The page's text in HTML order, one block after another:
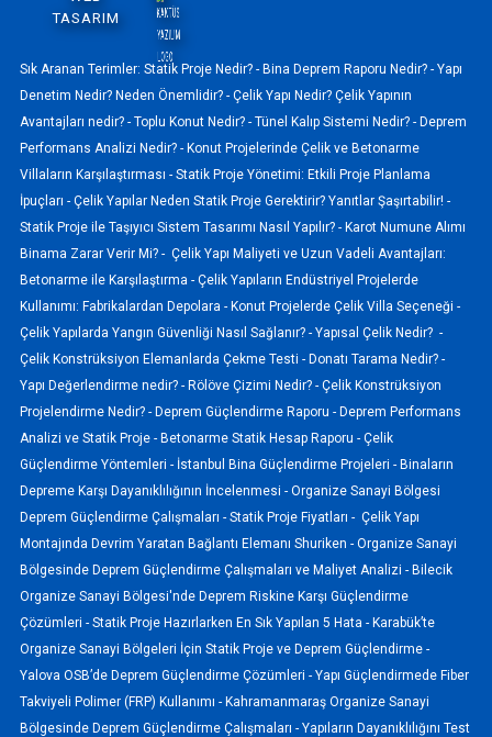
TASARIM
Sık Aranan Terimler: Statik Proje Nedir? - Bina Deprem Raporu Nedir? - Yapı
Denetim Nedir? Neden Önemlidir? - Çelik Yapı Nedir? Çelik Yapının
Avantajları nedir? - Toplu Konut Nedir? - Tünel Kalıp Sistemi Nedir? - Deprem
Performans Analizi Nedir? - Konut Projelerinde Çelik ve Betonarme
Villaların Karşılaştırması - Statik Proje Yönetimi: Etkili Proje Planlama
İpuçları - Çelik Yapılar Neden Statik Proje Gerektirir? Yanıtlar Şaşırtabilir! -
Statik Proje ile Taşıyıcı Sistem Tasarımı Nasıl Yapılır? - Karot Numune Alımı
Binama Zarar Verir Mi? - Çelik Yapı Maliyeti ve Uzun Vadeli Avantajları:
Betonarme ile Karşılaştırma - Çelik Yapıların Endüstriyel Projelerde
Kullanımı: Fabrikalardan Depolara - Konut Projelerde Çelik Villa Seçeneği -
Çelik Yapılarda Yangın Güvenliği Nasıl Sağlanır? - Yapısal Çelik Nedir? -
Çelik Konstrüksiyon Elemanlarda Çekme Testi - Donatı Tarama Nedir? -
Yapı Değerlendirme nedir? - Rölöve Çizimi Nedir? - Çelik Konstrüksiyon
Projelendirme Nedir? - Deprem Güçlendirme Raporu - Deprem Performans
Analizi ve Statik Proje - Betonarme Statik Hesap Raporu - Çelik
Güçlendirme Yöntemleri - İstanbul Bina Güçlendirme Projeleri - Binaların
Depreme Karşı Dayanıklılığının İncelenmesi - Organize Sanayi Bölgesi
Deprem Güçlendirme Çalışmaları - Statik Proje Fiyatları - Çelik Yapı
Montajında Devrim Yaratan Bağlantı Elemanı Shuriken - Organize Sanayi
Bölgesinde Deprem Güçlendirme Çalışmaları ve Maliyet Analizi - Bilecik
Organize Sanayi Bölgesi'nde Deprem Riskine Karşı Güçlendirme
Çözümleri - Statik Proje Hazırlarken En Sık Yapılan 5 Hata - Karabük’te
Organize Sanayi Bölgeleri İçin Statik Proje ve Deprem Güçlendirme -
Yalova OSB’de Deprem Güçlendirme Çözümleri - Yapı Güçlendirmede Fiber
Takviyeli Polimer (FRP) Kullanımı - Kahramanmaraş Organize Sanayi
Bölgesinde Deprem Güçlendirme Çalışmaları - Yapıların Dayanıklılığını Test